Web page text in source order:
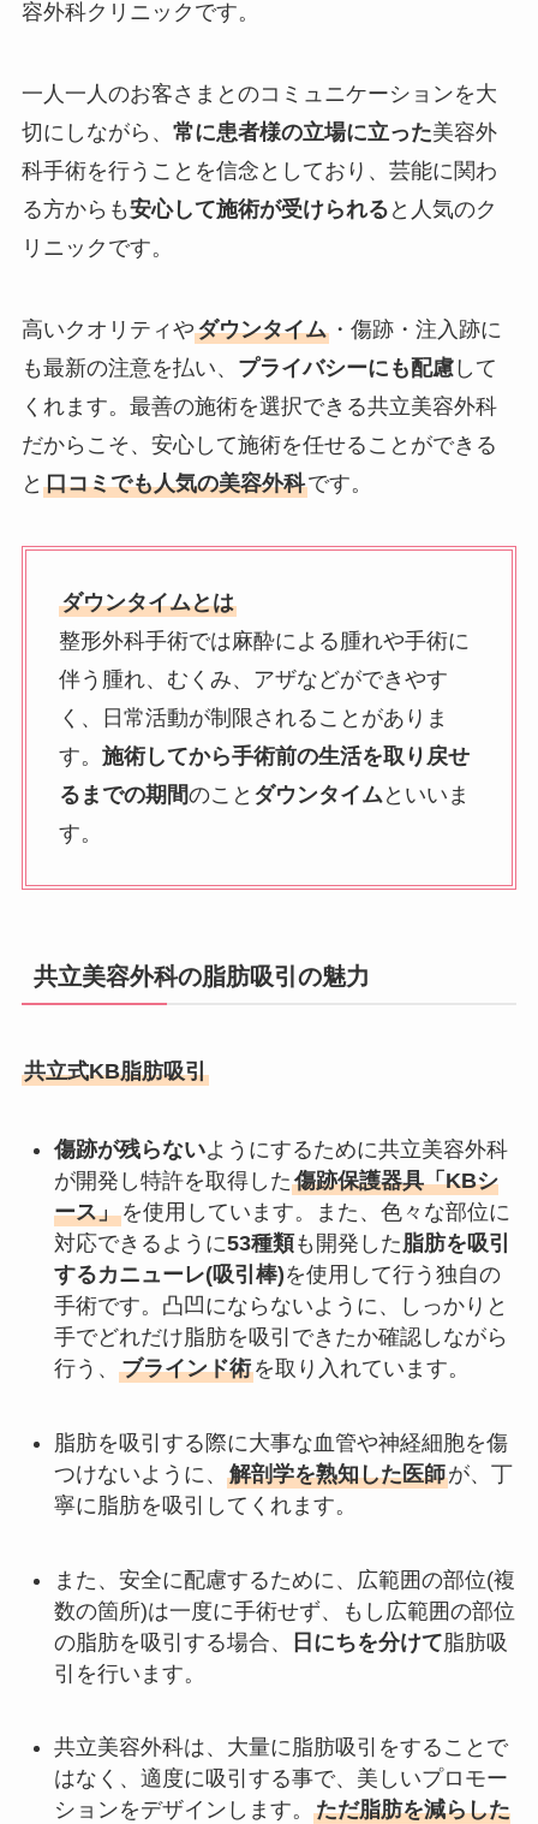
容外科クリニックです。
一人一人のお客さまとのコミュニケーションを大
切にしながら、 常に患者様の立場に立った美容外
科手術を行うことを信念としており、芸能に関わ
る方からも安心して施術が受けられる と人気のク
リニックです。
高いクオリティやダウンタイム・傷跡・注入跡に
も最新の注意を払い、 プライバシーにも配慮して
くれます。最善の施術を選択できる共立美容外科
だからこそ、安心して施術を任せることができる
と 口コミでも人気の美容外科です。
ダウンタイムとは
整形外科手術では麻酔による腫れや手術に
伴う腫れ、むくみ、アザなどができやす
く、日常活動が制限されることがありま
す。 施術してから手術前の生活を取り戻せ
るまでの期間のこと ダウンタイム といいま
す。
共立美容外科の脂肪吸引の魅力
共立式KB脂肪吸引
傷跡が残らないようにするために共立美容外科
が開発し特許を取得した傷跡保護器具「KBシ
ース」を使用しています。また、色々な部位に
対応できるように53種類も開発した 脂肪を吸引
するカニューレ(吸引棒)を使用して行う独自の
手術です。凸凹にならないように、しっかりと
手でどれだけ脂肪を吸引できたか確認しながら
行う、 ブラインド術を取り入れています。
脂肪を吸引する際に大事な血管や神経細胞を傷
つけないように、 解剖学を熟知した医師が、丁
寧に脂肪を吸引してくれます。
また、安全に配慮するために、広範囲の部位(複
数の箇所)は一度に手術せず、もし広範囲の部位
の脂肪を吸引する場合、
日にちを分けて脂肪吸
引を行います。
共立美容外科は、大量に脂肪吸引をすることで
はなく、適度に吸引する事で、美しいプロモー
ションをデザインします。 ただ脂肪を減らした